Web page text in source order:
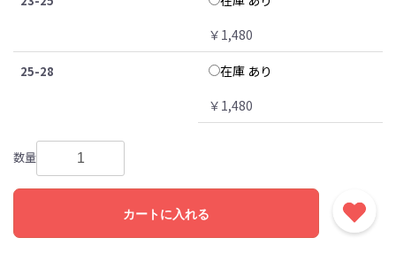
￥1,480
25-28
在庫 あり
￥1,480
数量
カートに入れる